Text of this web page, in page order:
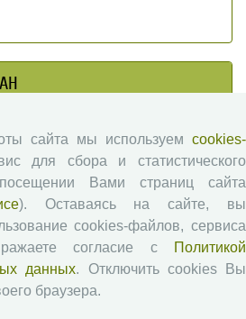
перемены
территории
развития
сайта мы используем cookies-
для сбора и статистического
Вами страниц сайта
). Оставаясь на сайте, вы
cookies-файлов, сервиса
согласие с
Политикой
данных. Отключить cookies Вы
браузера.